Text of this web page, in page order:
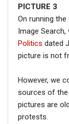
PICTURE 3
On running
Image
Politics dated
picture is not
However, we
sources of the
pictures are
protests.